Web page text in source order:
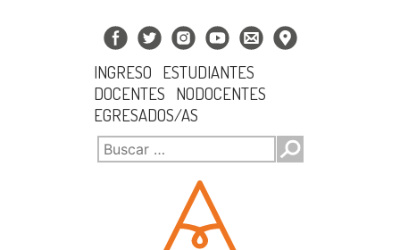
INGRESO
ESTUDIANTES
DOCENTES
NODOCENTES
EGRESADOS/AS